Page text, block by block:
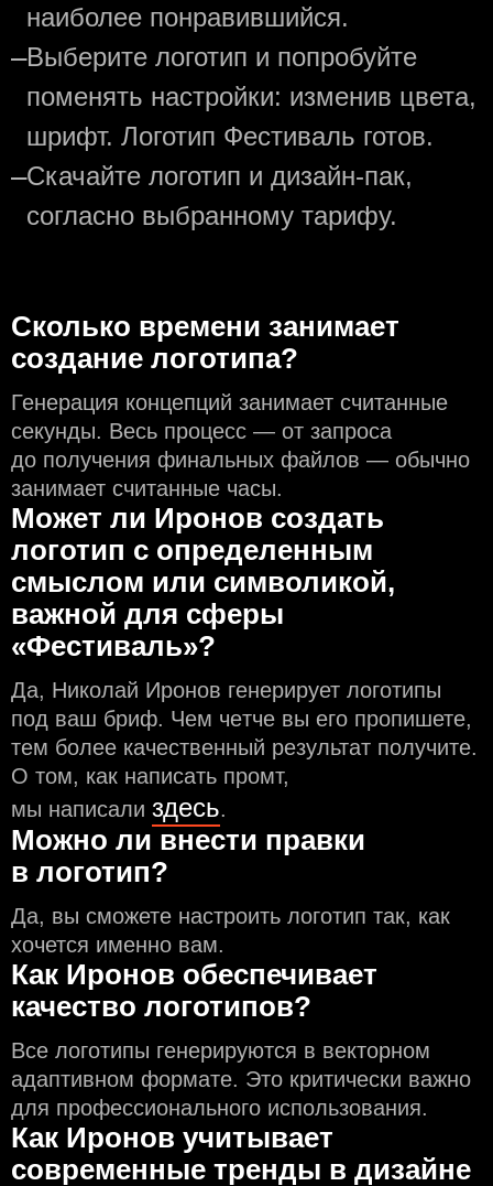
наиболее понравившийся.
—Выберите логотип и попробуйте
поменять настройки: изменив цвета,
шрифт. Логотип Фестиваль готов.
—Скачайте логотип и дизайн-пак,
согласно выбранному тарифу.
Сколько времени занимает
создание логотипа?
Генерация концепций занимает считанные
секунды. Весь процесс — от запроса
до получения финальных файлов — обычно
занимает считанные часы.
Может ли Иронов создать
логотип с определeнным
смыслом или символикой,
важной для сферы
«Фестиваль»?
Да, Николай Иронов генерирует логотипы
под ваш бриф. Чем чeтче вы его пропишете,
тем более качественный результат получите.
О том, как написать промт,
мы написали здесь.
Можно ли внести правки
в логотип?
Да, вы сможете настроить логотип так, как
хочется именно вам.
Как Иронов обеспечивает
качество логотипов?
Все логотипы генерируются в векторном
адаптивном формате. Это критически важно
для профессионального использования.
Как Иронов учитывает
современные тренды в дизайне